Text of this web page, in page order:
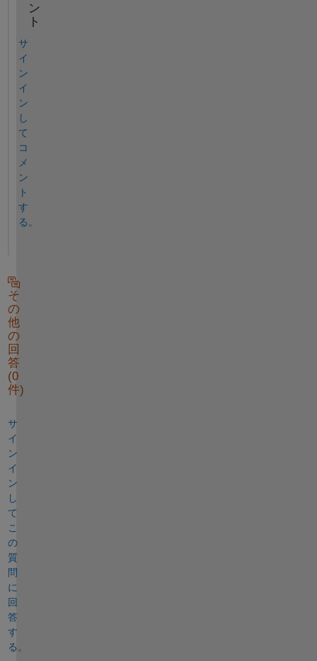
ン
ト
サ
イ
ン
イ
ン
し
て
コ
メ
ン
ト
す
る。
そ
の
他
の
回
答
(0
件)
サ
イ
ン
イ
ン
し
て
こ
の
質
問
に
回
答
す
る。